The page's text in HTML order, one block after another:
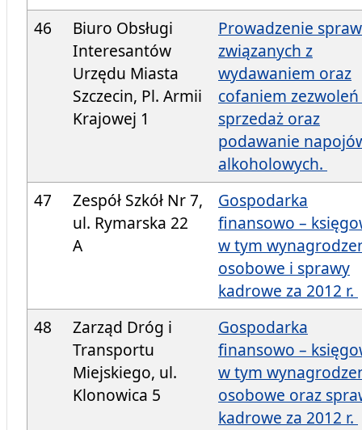
46
Biuro Obsługi
Interesantów
Urzędu Miasta
Szczecin, Pl. Armii
Krajowej 1
Prowadzenie spraw
związanych z
wydawaniem oraz
cofaniem
sprzedaż oraz
podawanie
alkoholowych.
47
Zespół Szkół Nr 7,
ul. Rymarska 22
A
Gospodarka
finansowo –
w tym
osobowe i sprawy
kadrowe za 2012 r.
48
Zarząd Dróg i
Transportu
Miejskiego, ul.
Klonowica 5
Gospodarka
finansowo –
w tym
osobowe oraz
kadrowe za 2012 r.